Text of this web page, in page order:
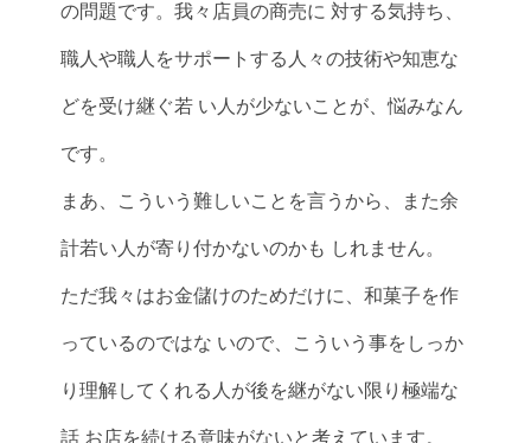
の問題です。我々店員の商売に 対する気持ち、
職人や職人をサポートする人々の技術や知恵な
どを受け継ぐ若 い人が少ないことが、悩みなん
です。
まあ、こういう難しいことを言うから、また余
計若い人が寄り付かないのかも しれません。
ただ我々はお金儲けのためだけに、和菓子を作
っているのではな いので、こういう事をしっか
り理解してくれる人が後を継がない限り極端な
話 お店を続ける意味がないと考えています。